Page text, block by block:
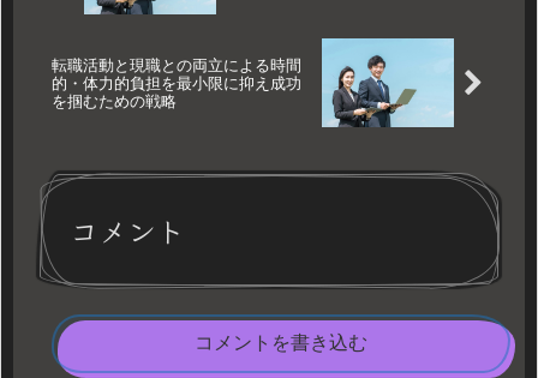
転職活動と現職との両立による時間
的・体力的負担を最小限に抑え成功
を掴むための戦略
コメント
コメントを書き込む